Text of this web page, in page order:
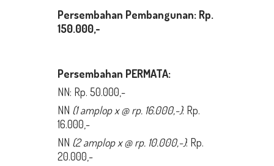
Persembahan Pembangunan: Rp.
150.000,-
Persembahan PERMATA:
NN: Rp. 50.000,-
NN (1amplop x @ rp. 16.000,-): Rp.
16.000,-
NN (2amplop x @ rp. 10.000,-): Rp.
20.000,-